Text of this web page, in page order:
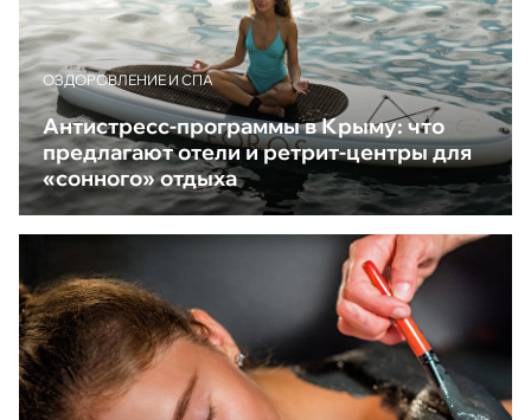
ОЗДОРОВЛЕНИЕ И СПА
Антистресс-программы в Крыму: что
предлагают отели и ретрит-центры для
«сонного» отдыха